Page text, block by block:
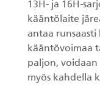
13H- ja 16H-
kääntölaite
antaa runsaasti
kääntövoimaa
paljon, voidaan
myös kahdella